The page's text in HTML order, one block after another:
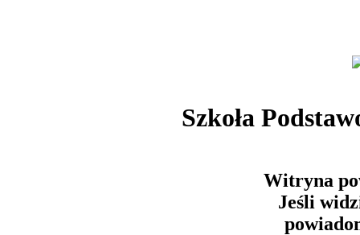
Szkoła
Witryna
Jeśli